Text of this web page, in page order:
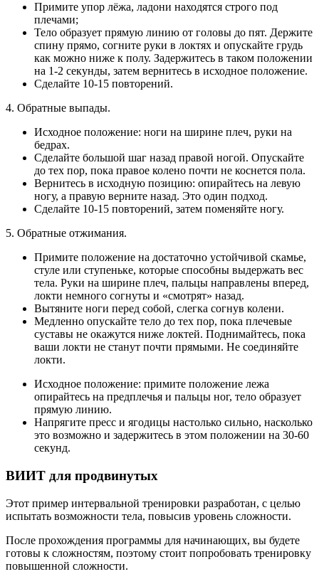
Примите упор лёжа, ладони находятся строго под
плечами;
Тело образует прямую линию от головы до пят. Держите
спину прямо, согните руки в локтях и опускайте грудь
как можно ниже к полу. Задержитесь в таком положении
на 1-2 секунды, затем вернитесь в исходное положение.
Сделайте 10-15 повторений.
4. Обратные выпады.
Исходное положение: ноги на ширине плеч, руки на
бедрах.
Сделайте большой шаг назад правой ногой. Опускайте
до тех пор, пока правое колено почти не коснется пола.
Вернитесь в исходную позицию: опирайтесь на левую
ногу, а правую верните назад. Это один подход.
Сделайте 10-15 повторений, затем поменяйте ногу.
5. Обратные отжимания.
Примите положение на достаточно устойчивой скамье,
стуле или ступеньке, которые способны выдержать вес
тела. Руки на ширине плеч, пальцы направлены вперед,
локти немного согнуты и «смотрят» назад.
Вытяните ноги перед собой, слегка согнув колени.
Медленно опускайте тело до тех пор, пока плечевые
суставы не окажутся ниже локтей. Поднимайтесь, пока
ваши локти не станут почти прямыми. Не соединяйте
локти.
Исходное положение: примите положение лежа
опирайтесь на предплечья и пальцы ног, тело образует
прямую линию.
Напрягите пресс и ягодицы настолько сильно, насколько
это возможно и задержитесь в этом положении на 30-60
секунд.
ВИИТ для продвинутых
Этот пример интервальной тренировки разработан, с целью
испытать возможности тела, повысив уровень сложности.
После прохождения программы для начинающих, вы будете
готовы к сложностям, поэтому стоит попробовать тренировку
повышенной сложности.